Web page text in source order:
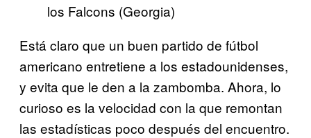
los Falcons (Georgia)
Está claro que un buen partido de fútbol
americano entretiene a los estadounidenses,
y evita que le den a la zambomba. Ahora, lo
curioso es la velocidad con la que remontan
las estadísticas poco después del encuentro.